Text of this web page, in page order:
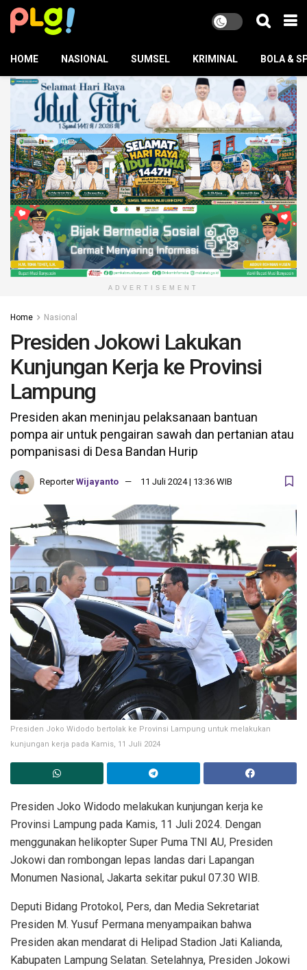
HOME NASIONAL SUMSEL KRIMINAL BOLA &
ADVERTISEMENT
Home Nasional
Presiden Jokowi Lakukan
Kunjungan Kerja ke Provinsi
Lampung
Presiden akan meninjau pelaksanaan bantuan
pompa air untuk pengairan sawah dan pertanian atau
pompanisasi di Desa Bandan Hurip
Reporter Wijayanto 11 Juli 2024 | 13:36 WIB
Presiden Joko Widodo bertolak ke Provinsi Lampung untuk melakukan
kunjungan kerja pada Kamis, 11 Juli 2024
Presiden Joko Widodo melakukan kunjungan kerja ke
Provinsi Lampung pada Kamis, 11 Juli 2024. Dengan
menggunakan helikopter Super Puma TNI AU, Presiden
Jokowi dan rombongan lepas landas dari Lapangan
Monumen Nasional, Jakarta sekitar pukul 07.30 WIB.
Deputi Bidang Protokol, Pers, dan Media Sekretariat
Presiden M. Yusuf Permana menyampaikan bahwa
Presiden akan mendarat di Helipad Stadion Jati Kalianda,
Kabupaten Lampung Selatan. Setelahnya, Presiden Jokowi